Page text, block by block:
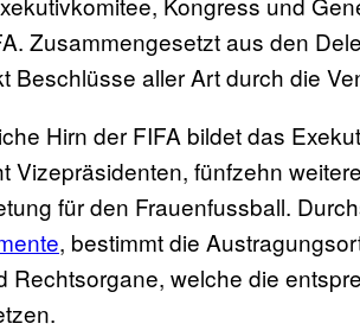
Zusammengesetzt aus den
Beschlüsse aller Art durch die
Hirn der FIFA bildet das
Vizepräsidenten, fünfzehn
für den Frauenfussball.
, bestimmt die
Rechtsorgane, welche die